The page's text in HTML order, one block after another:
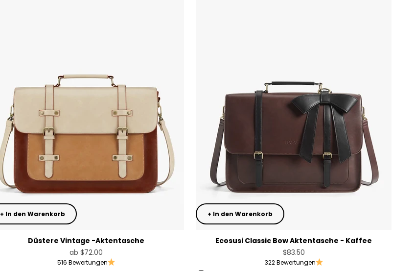
+ In den Warenkorb
Düstere Vintage -Aktentasche
Angebot
ab $72.00
516 Bewertungen
+ In den Warenkorb
Ecosusi Classic Bow Aktentasche - Kaffee
Angebot
$83.50
322 Bewertungen